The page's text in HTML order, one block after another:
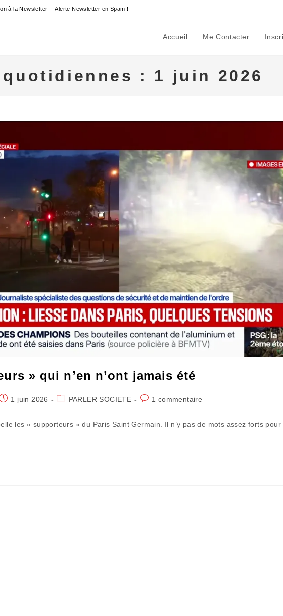
à la Newsletter Alerte Newsletter en Spam !
Accueil Me Contacter
: 1 juin 2026
» qui n’en n’ont jamais été
1 juin 2026
PostPARLER SOCIETE
Commentaires
publication :
1 commentaire
les « supporteurs » du Paris Saint Germain. Il n’y pas de mots assez forts
»